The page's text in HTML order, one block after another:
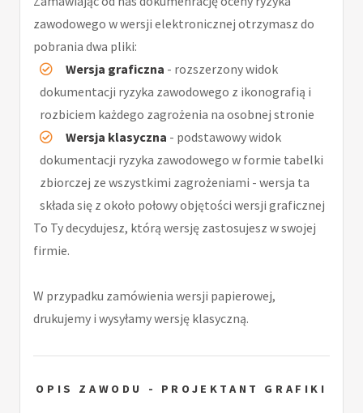
zawodowego w wersji elektronicznej otrzymasz do
pobrania dwa pliki:
Wersja graficzna - rozszerzony widok
dokumentacji ryzyka zawodowego z ikonografią i
rozbiciem każdego zagrożenia na osobnej stronie
Wersja klasyczna - podstawowy widok
dokumentacji ryzyka zawodowego w formie tabelki
zbiorczej ze wszystkimi zagrożeniami - wersja ta
składa się z około połowy objętości wersji graficznej
To Ty decydujesz, którą wersję zastosujesz w swojej
firmie.
W przypadku zamówienia wersji papierowej,
drukujemy i wysyłamy wersję klasyczną.
OPIS ZAWODU - PROJEKTANT GRAFIKI